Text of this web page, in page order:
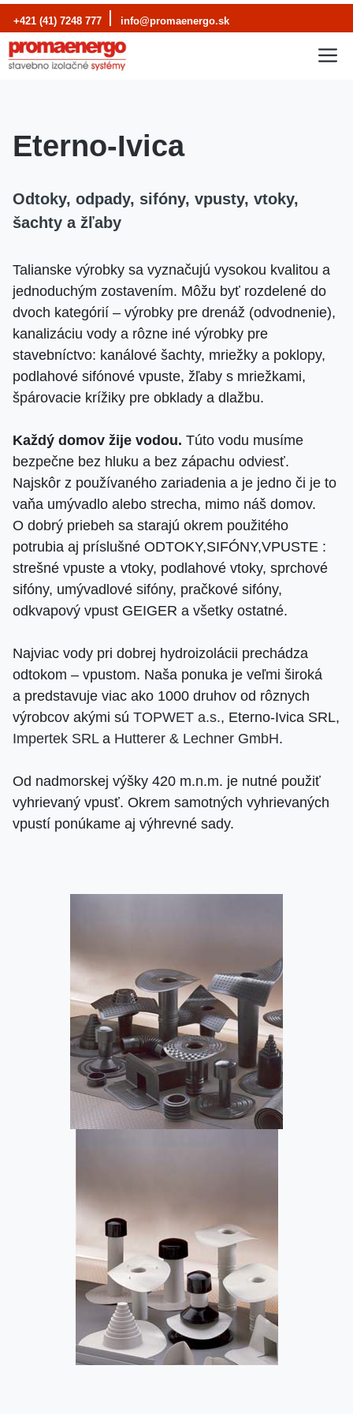
Preskočiť
na
obsah
+421 (41) 7248 777 info@promaenergo.sk
Eterno-Ivica
Odtoky, odpady, sifóny, vpusty, vtoky,
šachty a žľaby
Talianske výrobky sa vyznačujú vysokou kvalitou a
jednoduchým zostavením. Môžu byť rozdelené do
dvoch kategórií – výrobky pre drenáž (odvodnenie),
kanalizáciu vody a rôzne iné výrobky pre
stavebníctvo: kanálové šachty, mriežky a poklopy,
podlahové sifónové vpuste, žľaby s mriežkami,
špárovacie krížiky pre obklady a dlažbu.
Každý domov žije vodou. Túto vodu musíme
bezpečne bez hluku a bez zápachu odviesť.
Najskôr z používaného zariadenia a je jedno či je to
vaňa umývadlo alebo strecha, mimo náš domov.
O dobrý priebeh sa starajú okrem použitého
potrubia aj príslušné ODTOKY,SIFÓNY,VPUS­TE :
strešné vpuste a vtoky, podlahové vtoky, sprchové
sifóny, umývadlové sifóny, pračkové sifóny,
odkvapový vpust GEIGER a všetky ostatné.
Najviac vody pri dobrej hydroizolácii prechádza
odtokom – vpustom. Naša ponuka je veľmi široká
a predstavuje viac ako 1000 druhov od rôznych
výrobcov akými sú TOPWET a.s., Eterno-Ivica SRL,
Impertek SRLa Hutterer & Lechner GmbH.
Od nadmorskej výšky 420 m.n.m. je nutné použiť
vyhrievaný vpusť. Okrem samotných vyhrievaných
vpustí ponúkame aj výhrevné sady.